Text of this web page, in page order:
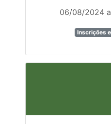
06/08/2024
Inscrições